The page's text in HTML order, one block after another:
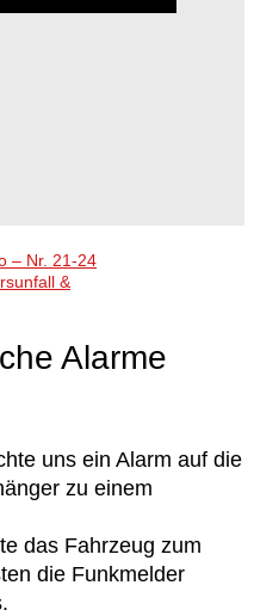
– Nr. 21-24
&
Alarme
uns ein Alarm auf die
zu einem
das Fahrzeug zum
die Funkmelder